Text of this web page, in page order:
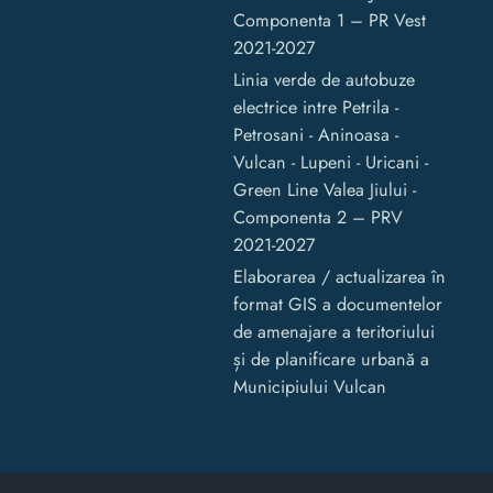
Componenta 1 – PR Vest
2021-2027
Linia verde de autobuze
electrice intre Petrila -
Petrosani - Aninoasa -
Vulcan - Lupeni - Uricani -
Green Line Valea Jiului -
Componenta 2 – PRV
2021-2027
Elaborarea / actualizarea în
format GIS a documentelor
de amenajare a teritoriului
și de planificare urbană a
Municipiului Vulcan